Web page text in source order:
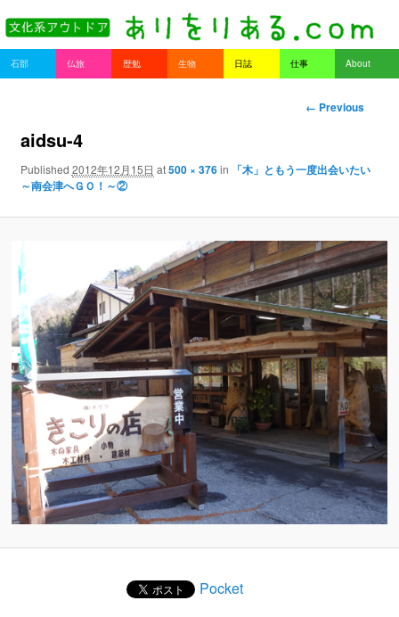
Main menu
Skip to primary content
Skip to secondary content
石部 仏旅 歴勉 生物 日誌 仕事 About
Image naviga
← Previous
aidsu-4
Published 2012年12月15日 at500 × 376in
「木」ともう一度出会いたい
～南会津へＧＯ！～②
Pocket